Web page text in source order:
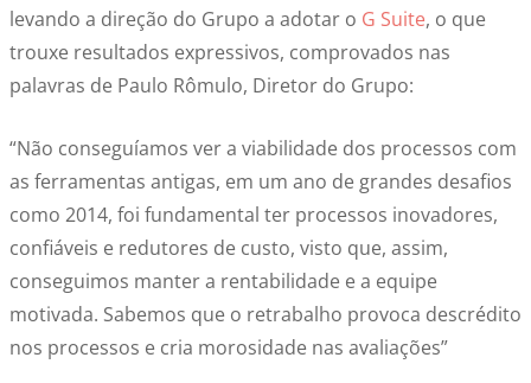
levando a direção do Grupo a adotar o G Suite, o que
trouxe resultados expressivos, comprovados nas
palavras de Paulo Rômulo, Diretor do Grupo:
“Não conseguíamos ver a viabilidade dos processos com
as ferramentas antigas, em um ano de grandes desafios
como 2014, foi fundamental ter processos inovadores,
confiáveis e redutores de custo, visto que, assim,
conseguimos manter a rentabilidade e a equipe
motivada. Sabemos que o retrabalho provoca descrédito
nos processos e cria morosidade nas avaliações”